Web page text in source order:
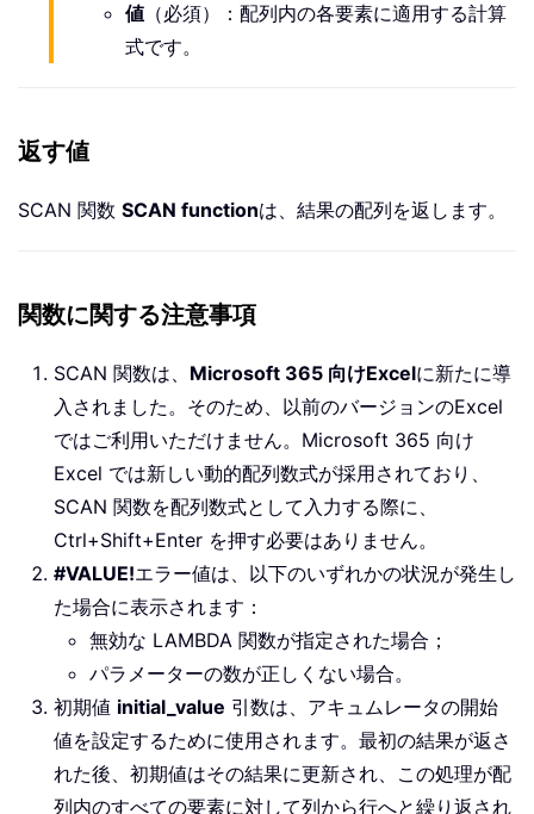
値 （必須）：配列内の各要素に適用する計算
式です。
返す値
SCAN 関数 SCAN functionは、結果の配列を返します。
関数に関する注意事項
SCAN 関数は、 Microsoft 365 向けExcelに新たに導
入されました。そのため、以前のバージョンのExcel
ではご利用いただけません。Microsoft 365 向け
Excel では新しい動的配列数式が採用されており、
SCAN 関数を配列数式として入力する際に、
Ctrl+Shift+Enter を押す必要はありません。
#VALUE!エラー値は、以下のいずれかの状況が発生し
た場合に表示されます：
無効な LAMBDA 関数が指定された場合；
パラメーターの数が正しくない場合。
初期値 initial_value 引数は、アキュムレータの開始
値を設定するために使用されます。最初の結果が返さ
れた後、初期値はその結果に更新され、この処理が配
列内のすべての要素に対して列から行へと繰り返され